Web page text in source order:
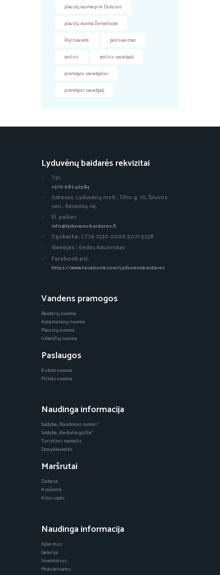
plaustų nuoma prie Dubysos
plaustų nuoma Žemaitijoje
Poilsiavietė poilsiavimas
poilsis poilsis savaitgalį
pramogos savaitgaliui
pramogos savaitgalį
Lyduvėnų baidarės rekvizitai
Tel.:
+370 682 42584
Adresas: Lyduvėnų mstl., Tilto g. 10, Šiluvos
sen., Raseinių raj.
El. paštas:
info@lyduvenu-baidares.lt
Sąskaita: LT79 7230 0000 5071 5238
Gavėjas: Gedas Kauneckas
Facebook psl.:
https://www.facebook.com/Lyduvenubaidares
Vandens pramogos
Baidarių nuoma
Katamaranų nuoma
Plaustų nuoma
Irklenčių nuoma
Paslaugos
Kubilo nuoma
Pirties nuoma
Naudinga informacija
Sodyba „Raudonas namas“
Sodyba „Keršulio gūžta“
Turistinis namelis
Stovyklavietės
Maršrutai
Dubysa
Kražantė
Kitos upės
Naudinga informacija
Apie mus
Galerija
Inventorius
Moksleiviams